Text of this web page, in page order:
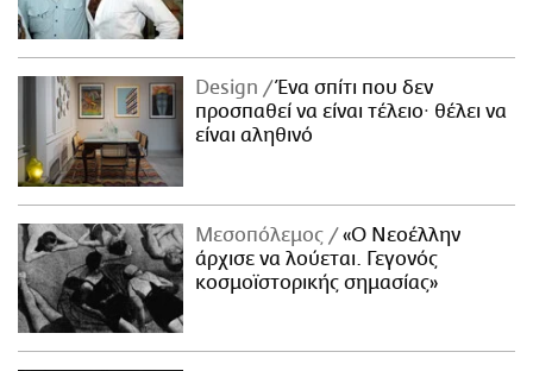
Design
Ένα σπίτι που δεν
προσπαθεί να είναι τέλειο· θέλει να
είναι αληθινό
Μεσοπόλεμος
«Ο Νεοέλλην
άρχισε να λούεται. Γεγονός
κοσμοϊστορικής σημασίας»